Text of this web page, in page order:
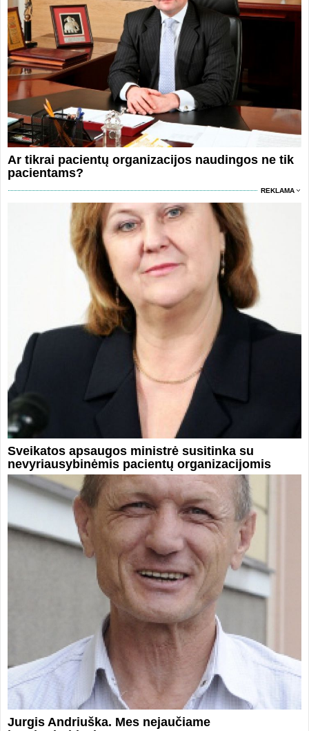
Ar tikrai pacientų organizacijos naudingos ne tik
pacientams?
REKLAMA
Sveikatos apsaugos ministrė susitinka su
nevyriausybinėmis pacientų organizacijomis
Jurgis Andriuška. Mes nejaučiame